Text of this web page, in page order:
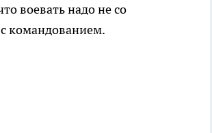
воевать надо не со
командованием.